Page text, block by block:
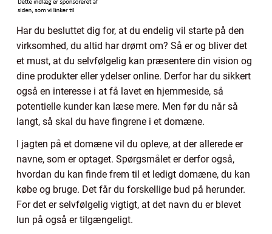
Har du besluttet dig for, at du endelig vil starte på den
virksomhed, du altid har drømt om? Så er og bliver det
et must, at du selvfølgelig kan præsentere din vision og
dine produkter eller ydelser online. Derfor har du sikkert
også en interesse i at få lavet en hjemmeside, så
potentielle kunder kan læse mere. Men før du når så
langt, så skal du have fingrene i et domæne.
I jagten på et domæne vil du opleve, at der allerede er
navne, som er optaget. Spørgsmålet er derfor også,
hvordan du kan finde frem til et ledigt domæne, du kan
købe og bruge. Det får du forskellige bud på herunder.
For det er selvfølgelig vigtigt, at det navn du er blevet
lun på også er tilgængeligt.